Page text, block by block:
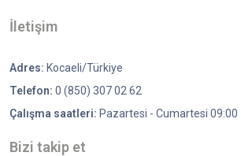
İletişim
Adres: Kocaeli/Türkiye
Telefon: 0 (850) 307 02 62
Çalışma saatleri: Pazartesi - Cumartesi 09:00
Bizi takip et